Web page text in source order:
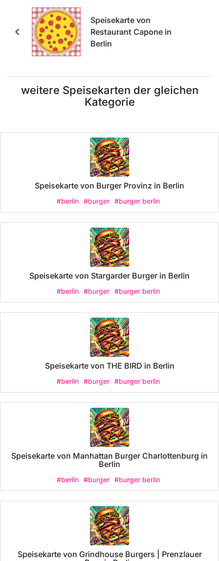
Speisekarte von
Restaurant Capone in
Berlin
weitere Speisekarten der gleichen
Kategorie
Speisekarte von Burger Provinz in Berlin
#berlin #burger #burger berlin
Speisekarte von Stargarder Burger in Berlin
#berlin #burger #burger berlin
Speisekarte von THE BIRD in Berlin
#berlin #burger #burger berlin
Speisekarte von Manhattan Burger Charlottenburg in
Berlin
#berlin #burger #burger berlin
Speisekarte von Grindhouse Burgers | Prenzlauer